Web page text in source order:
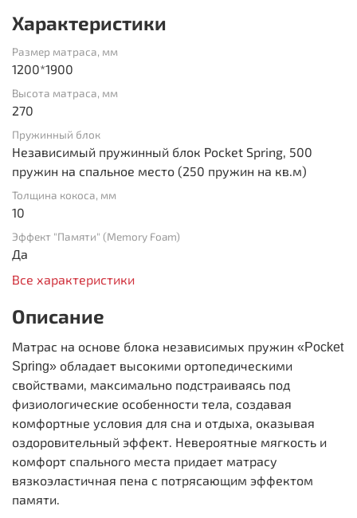
Характеристики
Размер матраса, мм
1200*1900
Высота матраса, мм
270
Пружинный блок
Независимый пружинный блок Pocket Spring, 500
пружин на спальное место (250 пружин на кв.м)
Толщина кокоса, мм
10
Эффект "Памяти" (Memory Foam)
Да
Все характеристики
Описание
Матрас на основе блока независимых пружин «Pocket
Spring» обладает высокими ортопедическими
свойствами, максимально подстраиваясь под
физиологические особенности тела, создавая
комфортные условия для сна и отдыха, оказывая
оздоровительный эффект. Невероятные мягкость и
комфорт спального места придает матрасу
вязкоэластичная пена с потрясающим эффектом
памяти.